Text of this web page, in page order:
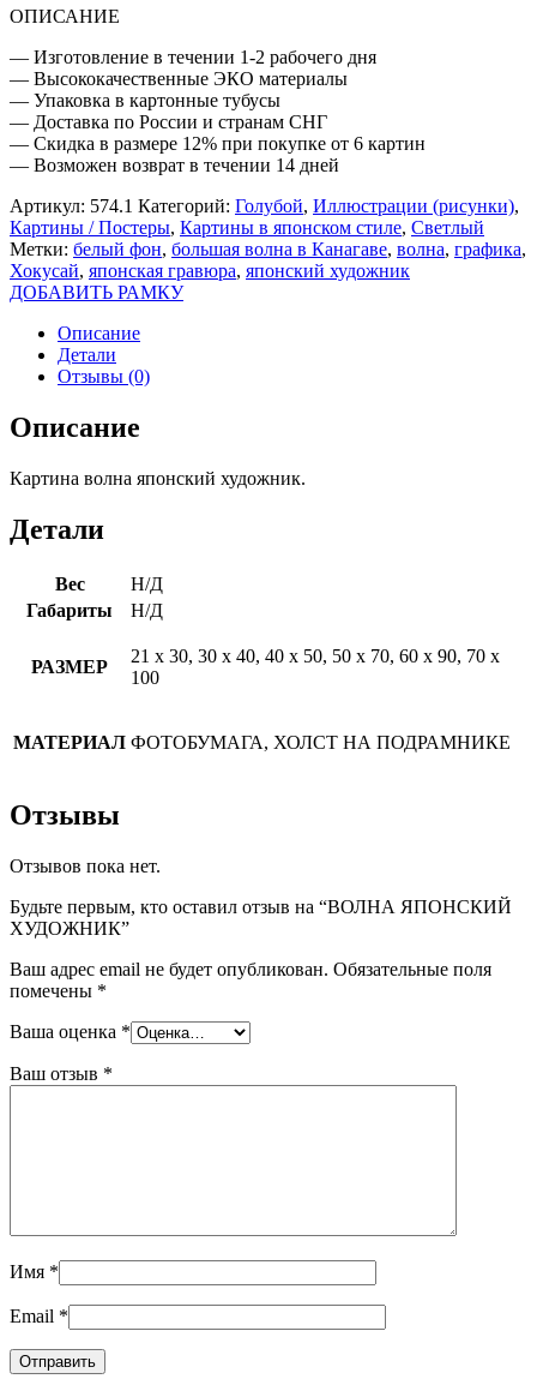
ОПИСАНИЕ
— Изготовление в течении 1-2 рабочего дня
— Высококачественные ЭКО материалы
— Упаковка в картонные тубусы
— Доставка по России и странам СНГ
— Скидка в размере 12% при покупке от 6 картин
— Возможен возврат в течении 14 дней
Артикул: 574.1 Категорий: Голубой, Иллюстрации (рисунки),
Картины / Постеры, Картины в японском стиле, Светлый
Метки: белый фон, большая волна в Канагаве, волна, графика,
Хокусай, японская гравюра, японский художник
ДОБАВИТЬ РАМКУ
Описание
Детали
Отзывы (0)
Описание
Картина волна японский художник.
Детали
Вес
Н/Д
Габариты
Н/Д
РАЗМЕР
21 х 30, 30 х 40, 40 х 50, 50 х 70, 60 х 90, 70 х
100
МАТЕРИАЛ ФОТОБУМАГА, ХОЛСТ НА ПОДРАМНИКЕ
Отзывы
Отзывов пока нет.
Будьте первым, кто оставил отзыв на “ВОЛНА ЯПОНСКИЙ
ХУДОЖНИК”
Ваш адрес email не будет опубликован. Обязательные поля
помечены *
Ваша оценка *
Ваш отзыв *
Имя *
Email *